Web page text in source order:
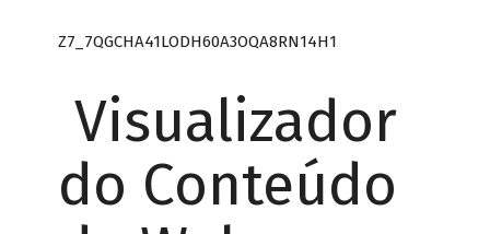
Z7_7QGCHA41LODH60A3OQA8RN14H1
Visualizador
do Conteúdo